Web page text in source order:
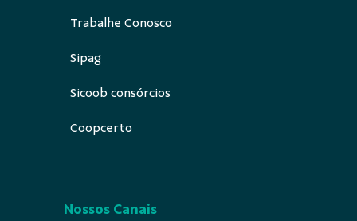
Trabalhe Conosco
Sipag
Sicoob consórcios
Coopcerto
Nossos Canais